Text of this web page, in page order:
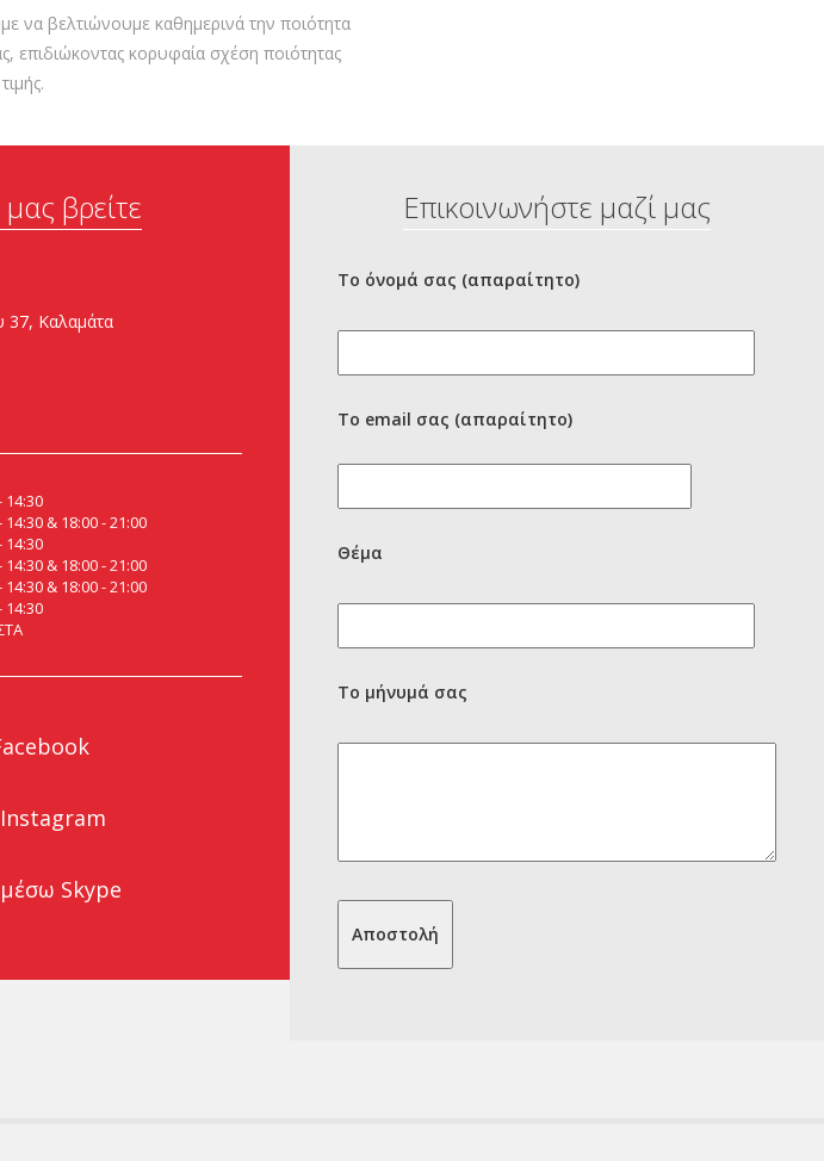
να βελτιώνουμε καθημερινά την ποιότητα
επιδιώκοντας κορυφαία σχέση ποιότητας
τιμής.
βρείτε
37, Καλαμάτα
14:30
14:30 & 18:00 - 21:00
14:30
14:30 & 18:00 - 21:00
14:30 & 18:00 - 21:00
14:30
Instagram
Skype
Επικοινωνήστε μαζί μας
Το όνομά σας (απαραίτητο)
Το email σας (απαραίτητο)
Θέμα
Το μήνυμά σας